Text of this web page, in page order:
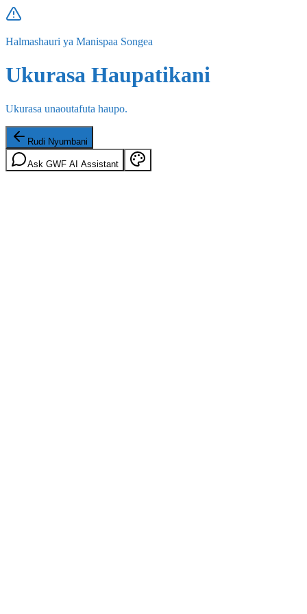
Halmashauri ya Manispaa Songea
Ukurasa Haupatikani
Ukurasa unaoutafuta haupo.
Rudi Nyumbani
Ask GWF AI Assistant